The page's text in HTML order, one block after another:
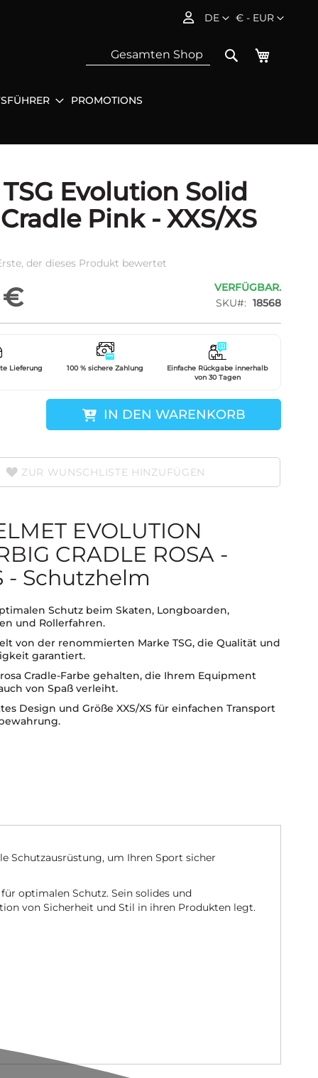
Währung
€ - EUR
Sprache
DE
Mein
Search
PROMOTIONS
Evolution Solid
Pink - XXS/XS
der dieses Produkt bewertet
€
VERFÜGBAR.
SKU
18568
Lieferung 100 % sichere Zahlung
Einfache Rückgabe innerhalb
von 30 Tagen
IN DEN WARENKORB
ZUR WUNSCHLISTE HINZUFÜGEN
EVOLUTION
CRADLE ROSA -
- Schutzhelm
Schutz beim Skaten, Longboarden,
und Rollerfahren.
von der renommierten Marke TSG, die Qualität und
garantiert.
Cradle-Farbe gehalten, die Ihrem Equipment
von Spaß verleiht.
Design und Größe XXS/XS für einfachen Transport
Schutzausrüstung, um Ihren Sport sicher
optimalen Schutz. Sein solides und
von Sicherheit und Stil in ihren Produkten legt.